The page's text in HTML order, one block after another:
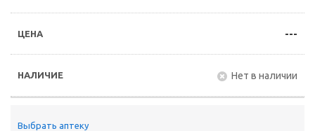
---
Нет в наличии
Выбрать аптеку